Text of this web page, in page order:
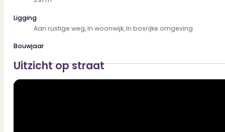
Ligging
Aan rustige weg, In woonwijk, In bosrijke omgeving
Bouwjaar
Uitzicht op straat